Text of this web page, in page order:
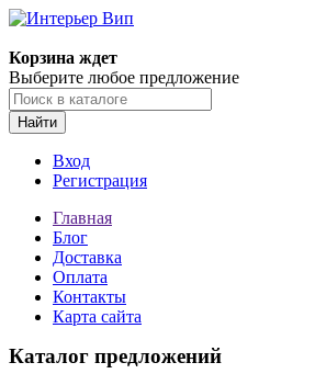
Корзина ждет
Выберите любое предложение
Найти
Вход
Регистрация
Главная
Блог
Доставка
Оплата
Контакты
Карта сайта
Каталог предложений